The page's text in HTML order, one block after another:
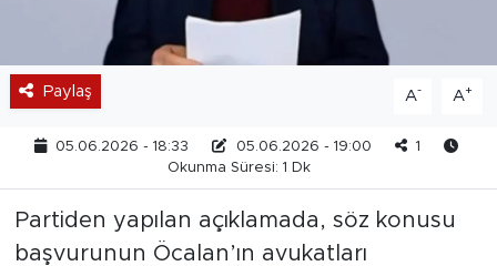
Paylaş A- A+
05.06.2026 - 18:33 05.06.2026 - 19:00
1
Okunma Süresi: 1 Dk
Partiden yapılan açıklamada, söz konusu
başvurunun Öcalan’ın avukatları